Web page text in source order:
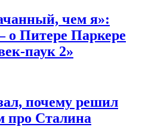
чем я»:
Питере Паркере
паук 2»
почему решил
про Сталина